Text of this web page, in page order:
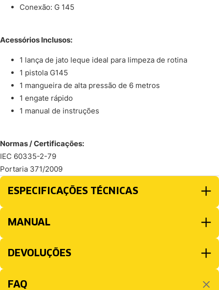
Conexão: G 145
Acessórios Inclusos:
1 lança de jato leque ideal para limpeza de rotina
1 pistola G145
1 mangueira de alta pressão de 6 metros
1 engate rápido
1 manual de instruções
Normas / Certificações:
IEC 60335-2-79
Portaria 371/2009
ESPECIFICAÇÕES TÉCNICAS
MANUAL
DEVOLUÇÕES
FAQ